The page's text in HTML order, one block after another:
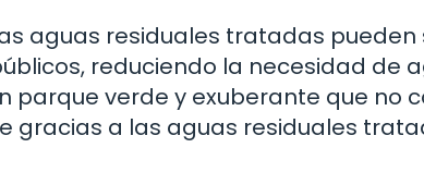
aguas residuales tratadas pueden
reduciendo la necesidad de
parque verde y exuberante que no
gracias a las aguas residuales